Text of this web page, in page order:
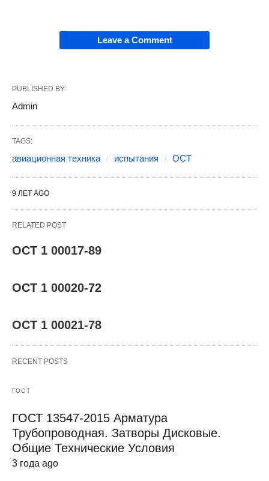
Leave a Comment
PUBLISHED BY
Admin
TAGS:
авиационная техника испытания ОСТ
9 ЛЕТ AGO
RELATED POST
ОСТ 1 00017-89
ОСТ 1 00020-72
ОСТ 1 00021-78
RECENT POSTS
ГОСТ
ГОСТ 13547-2015 Арматура
Трубопроводная. Затворы Дисковые.
Общие Технические Условия
3 года ago